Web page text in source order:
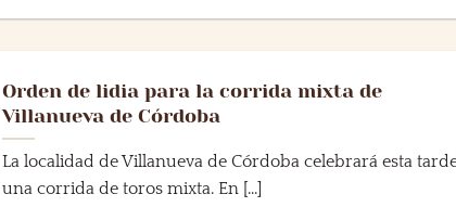
Orden de lidia para la corrida mixta de
Villanueva de Córdoba
La localidad de Villanueva de Córdoba celebrará esta
una corrida de toros mixta. En [...]